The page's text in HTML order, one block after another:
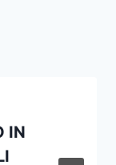
IN